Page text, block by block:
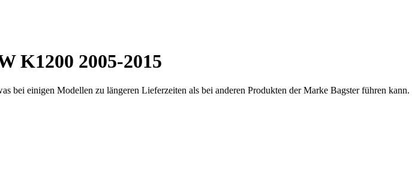
K1200 2005-2015
bei einigen Modellen zu längeren Lieferzeiten als bei anderen Produkten der Marke Bagster führen kann.